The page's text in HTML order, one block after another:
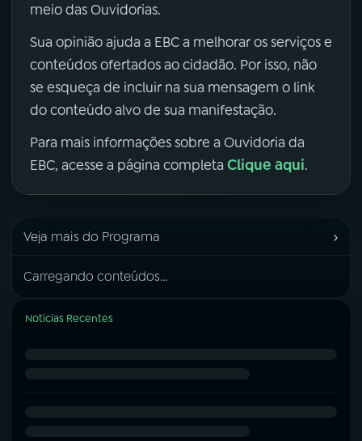
meio das Ouvidorias.
Sua opinião ajuda a EBC a melhorar os serviços e
conteúdos ofertados ao cidadão. Por isso, não
se esqueça de incluir na sua mensagem o link
do conteúdo alvo de sua manifestação.
Para mais informações sobre a Ouvidoria da
EBC, acesse a página completa Clique aqui.
Veja mais do Programa ›
Carregando conteúdos...
Notícias Recentes